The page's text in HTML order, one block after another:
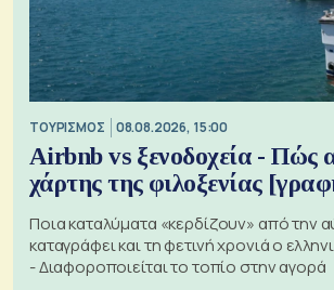
ΤΟΥΡΙΣΜΟΣ 08.08.2026, 15:00
Airbnb vs ξενοδοχεία - Πώς
χάρτης της φιλοξενίας
Ποια καταλύματα «κερδίζουν» από την
καταγράφει και τη φετινή χρονιά ο
- Διαφοροποιείται το τοπίο στην αγορά